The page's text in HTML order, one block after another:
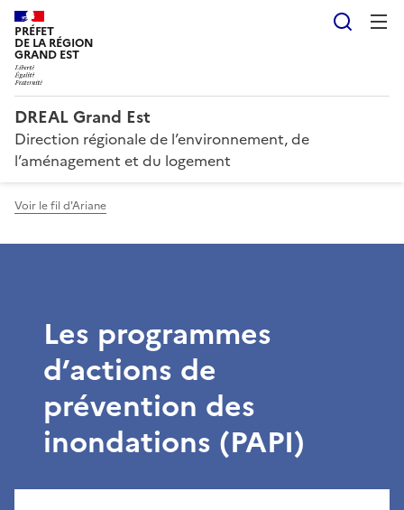
PRÉFET
DE LA RÉGION
GRAND EST
DREAL Grand Est
Direction régionale de l’environnement, de
l’aménagement et du logement
Voir le fil d'Ariane
Les programmes
d’actions de
prévention des
inondations (PAPI)